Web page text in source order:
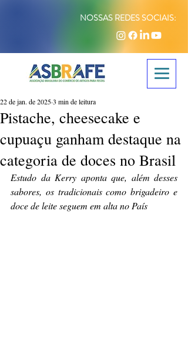
NOSSAS REDES SOCIAIS:
Pistache, cheesecake e
cupuaçu ganham destaque na
categoria de doces no Brasil
22 de jan. de 20253 min de leitura
Estudo da Kerry aponta que, além desses
sabores, os tradicionais como brigadeiro e
doce de leite seguem em alta no País